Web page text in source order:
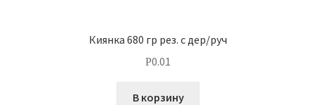
Киянка 680 гр рез. с дер/руч
Р0.01
В корзину